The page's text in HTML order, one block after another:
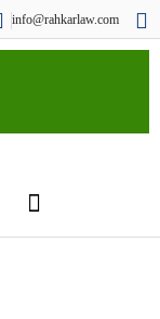
info@rahkarlaw.com